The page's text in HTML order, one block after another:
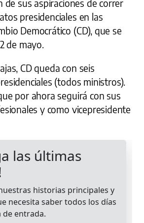
de sus aspiraciones de correr
presidenciales en las
Democrático (CD), que se
de mayo.
CD queda con seis
(todos ministros).
por ahora seguirá con sus
y como vicepresidente